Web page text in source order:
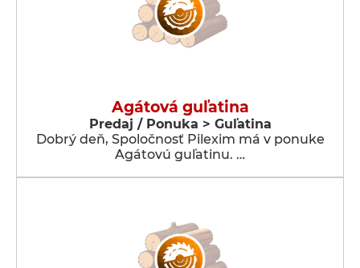
Agátová guľatina
Predaj / Ponuka > Guľatina
Dobrý deň, Spoločnosť Pilexim má v ponuke
Agátovú guľatinu. …